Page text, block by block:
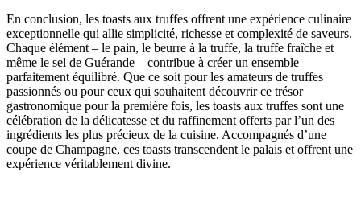
En conclusion, les toasts aux truffes offrent une expérience culinaire
exceptionnelle qui allie simplicité, richesse et complexité de saveurs.
Chaque élément – le pain, le beurre à la truffe, la truffe fraîche et
même le sel de Guérande – contribue à créer un ensemble
parfaitement équilibré. Que ce soit pour les amateurs de truffes
passionnés ou pour ceux qui souhaitent découvrir ce trésor
gastronomique pour la première fois, les toasts aux truffes sont une
célébration de la délicatesse et du raffinement offerts par l’un des
ingrédients les plus précieux de la cuisine. Accompagnés d’une
coupe de Champagne, ces toasts transcendent le palais et offrent une
expérience véritablement divine.